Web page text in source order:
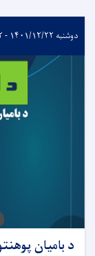
دوشنبه ۱۴۰۱/۱۲/۲۲ - ۱۶:۲
د بامیان